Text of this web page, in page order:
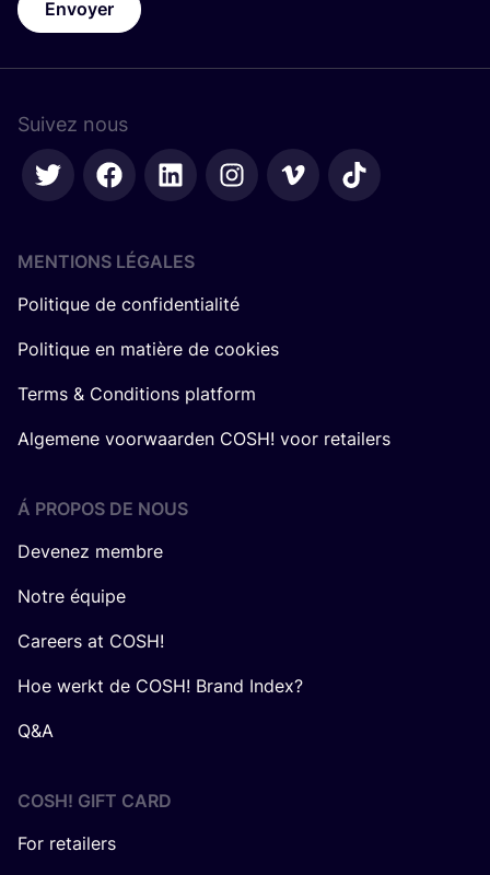
Envoyer
Suivez nous
MENTIONS LÉGALES
Politique de confidentialité
Politique en matière de cookies
Terms & Conditions platform
Algemene voorwaarden COSH! voor retailers
Á PROPOS DE NOUS
Devenez membre
Notre équipe
Careers at COSH!
Hoe werkt de COSH! Brand Index?
Q&A
COSH! GIFT CARD
For retailers